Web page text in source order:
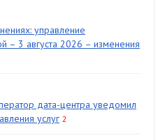
управление
– 3 августа 2026 – изменения
дата-центра уведомил
услуг 2